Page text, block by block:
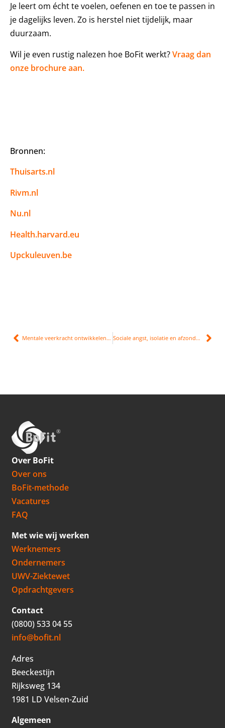
Je leert om écht te voelen, oefenen en toe te passen in
je dagelijks leven. Zo is herstel niet tijdelijk, maar
duurzaam.
Wil je even rustig nalezen hoe BoFit werkt?Vraag dan
onze brochure aan.
Bronnen:
Thuisarts.nl
Rivm.nl
Nu.nl
Health.harvard.eu
Upckuleuven.be
Mentale veerkracht ontwikkelen en versterken bij stress Sociale angst, isolatie en afzondering door stress en burn-out; hoe ga je ermee om?
Over BoFit
Over ons
BoFit-methode
Vacatures
FAQ
Met wie wij werken
Werknemers
Ondernemers
UWV-Ziektewet
Opdrachtgevers
Contact
(0800) 533 04 55
info@bofit.nl
Adres
Beeckestijn
Rijksweg 134
1981 LD Velsen-Zuid
Algemeen